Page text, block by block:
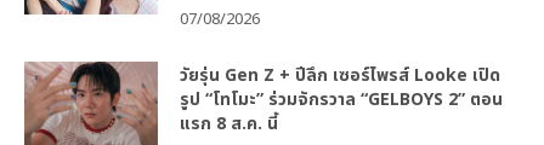
07/08/2026
วัยรุ่น Gen Z + ปีลึก เซอร์ไพรส์ Looke เปิด
รูป “โทโมะ” ร่วมจักรวาล “GELBOYS 2” ตอน
แรก 8 ส.ค. นี้